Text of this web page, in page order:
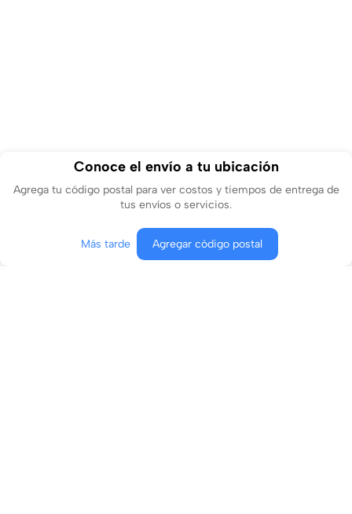
Conoce el envío a tu ubicación
Agrega tu código postal para ver costos y tiempos de entrega de
tus envíos o servicios.
Más tarde Agregar código postal
Agregar al carrito Comprar ahora